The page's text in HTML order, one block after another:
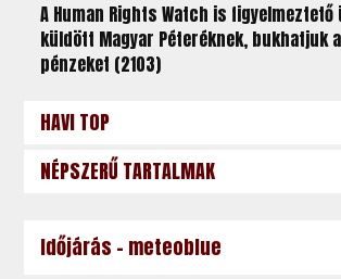
A Human Rights Watch is figyelmeztető
küldött Magyar Péteréknek, bukhatjuk
pénzeket (2103)
HAVI TOP
NÉPSZERŰ TARTALMAK
Időjárás - meteoblue